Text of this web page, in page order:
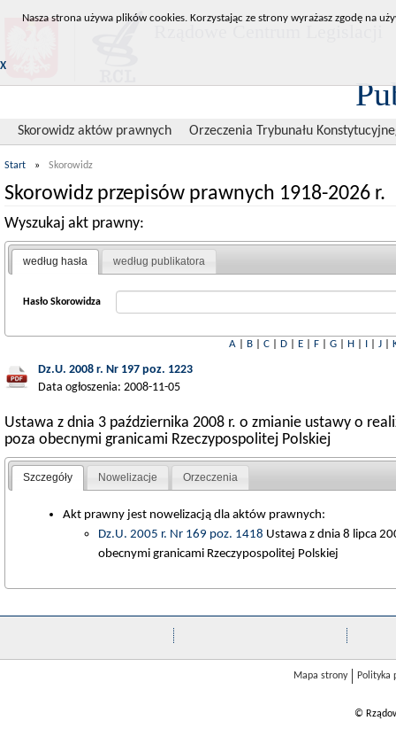
Skorowidz aktów prawnych Orzeczenia Trybunału
Start » Skorowidz
Skorowidz przepisów prawnych 1918-2026 r.
Wyszukaj akt prawny:
według hasła według publikatora
Hasło Skorowidza
A| B| C| D| E| F| G| H| I| J|
Dz.U. 2008 r. Nr 197 poz. 1223
Data ogłoszenia: 2008-11-05
Ustawa z dnia 3 października 2008 r. o zmianie ustawy o
poza obecnymi granicami Rzeczypospolitej Polskiej
Szczegóły Nowelizacje Orzeczenia
Akt prawny jest nowelizacją dla aktów prawnych:
Dz.U. 2005 r. Nr 169 poz. 1418 Ustawa z dnia 8 lipca
obecnymi granicami Rzeczypospolitej Polskiej
Mapa strony Polityka
©
Nasza strona używa plików cookies. Korzystając ze strony wyrażasz zgodę na
X